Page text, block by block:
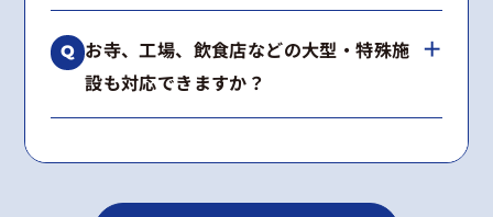
モリまで幅広く対応しております。
種類が不明な場合も無料で調査いたします。
お付けしています。
期間内に施工箇所で再発した場合は、無料で再
施工いたします。
お寺、工場、飲食店などの大型・特殊施
設も対応できますか？
景観への配慮や高所作業など、建物の構造に合
わせた最適な工法をご提案します。